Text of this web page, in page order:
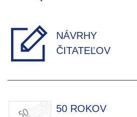
NÁVRHY
ČITATEĽOV
50 ROKOV